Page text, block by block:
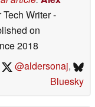
Tech Writer-
on
2018
@aldersonaj,
Bluesky